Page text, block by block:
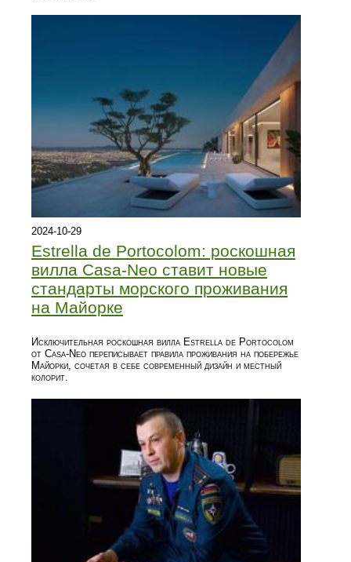
2024-10-29
Estrella de Portocolom: роскошная
вилла Casa-Neo ставит новые
стандарты морского проживания
на Майорке
Исключительная роскошная вилла Estrella de Portocolom
от Casa-Neo переписывает правила проживания на побережье
Майорки, сочетая в себе современный дизайн и местный
колорит.